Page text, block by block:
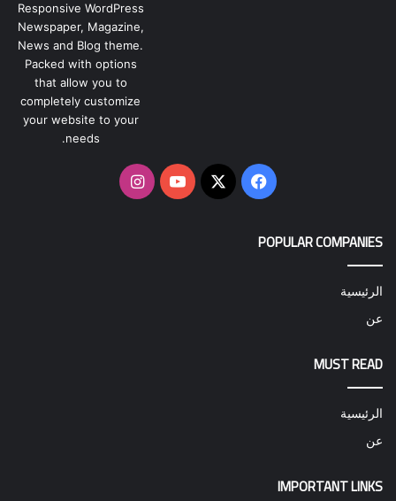
Responsive WordPress
Newspaper, Magazine,
News and Blog theme.
Packed with options
that allow you to
completely customize
your website to your
needs.
فيسبوك
‫X
‫YouTubeانستقرام
POPULAR COMPANIES
الرئيسية
عن
MUST READ
الرئيسية
عن
IMPORTANT LINKS